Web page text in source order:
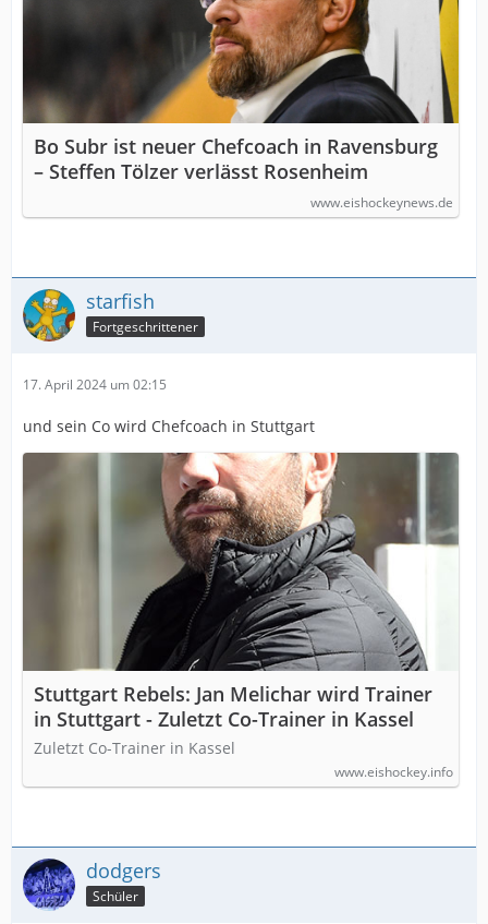
Bo Subr ist neuer Chefcoach in Ravensburg
– Steffen Tölzer verlässt Rosenheim
www.eishockeynews.de
starfish
Fortgeschrittener
17. April 2024 um 02:15
und sein Co wird Chefcoach in Stuttgart
Stuttgart Rebels: Jan Melichar wird Trainer
in Stuttgart - Zuletzt Co-Trainer in Kassel
Zuletzt Co-Trainer in Kassel
www.eishockey.info
dodgers
Schüler